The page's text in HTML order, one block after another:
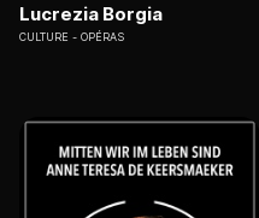
Lucrezia Borgia
CULTURE OPÉRAS